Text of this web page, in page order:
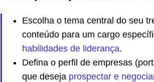
Escolha o tema central do seu
conteúdo para um cargo
habilidades de liderança.
Defina o perfil de empresas
que deseja prospectar e